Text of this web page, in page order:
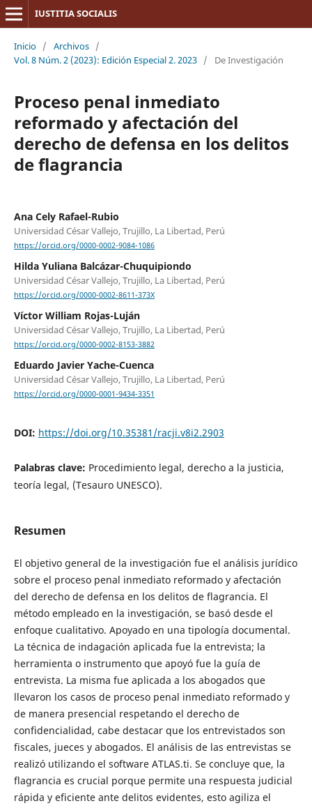
IUSTITIA SOCIALIS
Inicio / Archivos /
Vol. 8 Núm. 2 (2023): Edición Especial 2. 2023 / De Investigación
Proceso penal inmediato
reformado y afectación del
derecho de defensa en los delitos
de flagrancia
Ana Cely Rafael-Rubio
Universidad César Vallejo, Trujillo, La Libertad, Perú
https://orcid.org/0000-0002-9084-1086
Hilda Yuliana Balcázar-Chuquipiondo
Universidad César Vallejo, Trujillo, La Libertad, Perú
https://orcid.org/0000-0002-8611-373X
Víctor William Rojas-Luján
Universidad César Vallejo, Trujillo, La Libertad, Perú
https://orcid.org/0000-0002-8153-3882
Eduardo Javier Yache-Cuenca
Universidad César Vallejo, Trujillo, La Libertad, Perú
https://orcid.org/0000-0001-9434-3351
DOI: https://doi.org/10.35381/racji.v8i2.2903
Palabras clave: Procedimiento legal, derecho a la justicia,
teoría legal, (Tesauro UNESCO).
Resumen
El objetivo general de la investigación fue el análisis jurídico
sobre el proceso penal inmediato reformado y afectación
del derecho de defensa en los delitos de flagrancia. El
método empleado en la investigación, se basó desde el
enfoque cualitativo. Apoyado en una tipología documental.
La técnica de indagación aplicada fue la entrevista; la
herramienta o instrumento que apoyó fue la guía de
entrevista. La misma fue aplicada a los abogados que
llevaron los casos de proceso penal inmediato reformado y
de manera presencial respetando el derecho de
confidencialidad, cabe destacar que los entrevistados son
fiscales, jueces y abogados. El análisis de las entrevistas se
realizó utilizando el software ATLAS.ti. Se concluye que, la
flagrancia es crucial porque permite una respuesta judicial
rápida y eficiente ante delitos evidentes, esto agiliza el